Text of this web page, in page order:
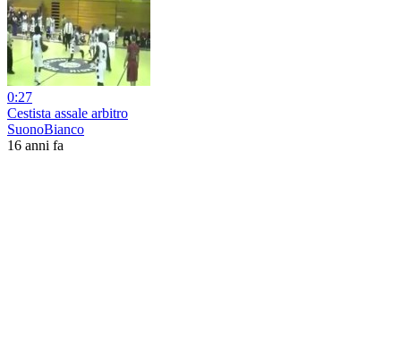
0:27
Cestista assale arbitro
SuonoBianco
16 anni fa